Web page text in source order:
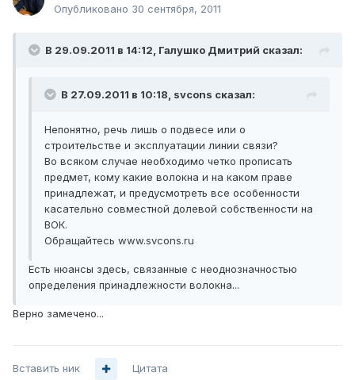
Опубликовано 30 сентября, 2011
В 29.09.2011 в 14:12, Галушко Дмитрий сказал:
В 27.09.2011 в 10:18, svcons сказал:
Непонятно, речь лишь о подвесе или о
строительстве и эксплуатации линии связи?
Во всяком случае необходимо четко прописать
предмет, кому какие волокна и на каком праве
принадлежат, и предусмотреть все особенности
касательно совместной долевой собственности на
ВОК.
Обращайтесь www.svcons.ru
Есть нюансы здесь, связанные с неоднозначностью
определения принадлежности волокна...
Верно замечено...
Вставить ник Цитата